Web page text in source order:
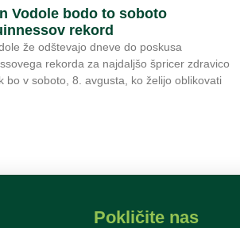
Vodole bodo to soboto
rekord
že odštevajo dneve do poskusa
rekorda za najdaljšo špricer zdravico
bo v soboto, 8. avgusta, ko želijo oblikovati
Pokličite nas